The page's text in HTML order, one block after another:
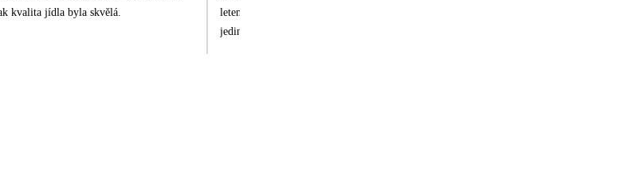
kvalita jídla byla skvělá.
letenky. Vůbec jsme nevěděli s kým a v kolik dál poletíme. Nepřišla žádná informace ani rada od Čedoku ani od Condoru. To je
jediné co bych vytkla CK. Jinak vše ,hotel,destinace,personál,jídlo,delegát atd. bylo v